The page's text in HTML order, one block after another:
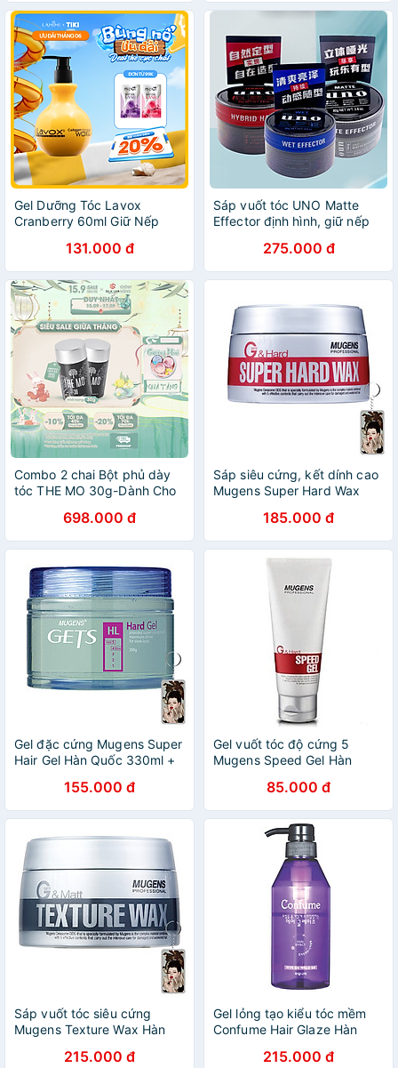
Gel Dưỡng Tóc Lavox
Cranberry 60ml Giữ Nếp
Ẩm Tóc Mượt Lamimi Chính
Hãng
131.000 đ
Sáp vuốt tóc UNO Matte
Effector định hình, giữ nếp
275.000 đ
Combo 2 chai Bột phủ dày
tóc THE MO 30g-Dành Cho
Sự Tự Tin Trong Từng Sợi
698.000 đ
Sáp siêu cứng, kết dính cao
Mugens Super Hard Wax
185.000 đ
Gel đặc cứng Mugens Super
Hair Gel Hàn Quốc 330ml +
155.000 đ
Gel vuốt tóc độ cứng 5
Mugens Speed Gel Hàn
85.000 đ
Sáp vuốt tóc siêu cứng
Mugens Texture Wax Hàn
215.000 đ
Gel lỏng tạo kiểu tóc mềm
Confume Hair Glaze Hàn
215.000 đ